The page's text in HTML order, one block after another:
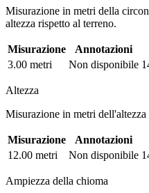
Misurazione in metri della
altezza rispetto al terreno.
Misurazione Annotazioni
3.00 metri
Non disponibile
Altezza
Misurazione in metri dell'altezza
Misurazione Annotazioni
12.00 metri
Non disponibile
Ampiezza della chioma